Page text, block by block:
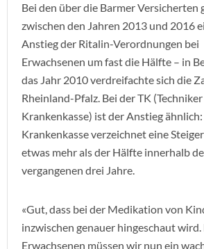
Bei den über die Barmer Versicherten
zwischen den Jahren 2013 und 2016
Anstieg der Ritalin-Verordnungen bei
Erwachsenen um fast die Hälfte – in
das Jahr 2010 verdreifachte sich die
Rheinland-Pfalz. Bei der TK (Techniker
Krankenkasse) ist der Anstieg
Krankenkasse verzeichnet eine
etwas mehr als der Hälfte innerhalb
vergangenen drei Jahre.
«Gut, dass bei der Medikation von
inzwischen genauer hingeschaut wird.
Erwachsenen müssen wir nun ein